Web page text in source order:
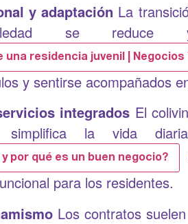
y adaptación La
se reduce
una residencia juvenil | Negocios
y sentirse acompañados
integrados El
la vida
por qué es un buen negocio?
para los residentes.
Los contratos